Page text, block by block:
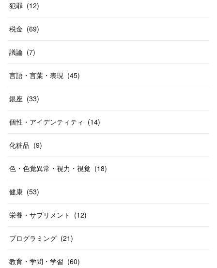
犯罪 (12)
税金 (69)
議論 (7)
言語・言葉・表現 (45)
銀座 (33)
個性・アイデンティティ (14)
化粧品 (9)
色・色覚異常・視力・視覚 (18)
健康 (53)
栄養・サプリメント (12)
プログラミング (21)
教育・学問・学習 (60)